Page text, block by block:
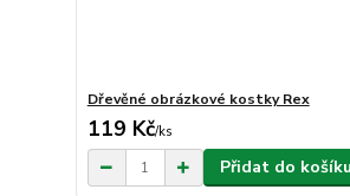
Dřevěné obrázkové kostky Rex
119 Kč/ks
Přidat do košíku